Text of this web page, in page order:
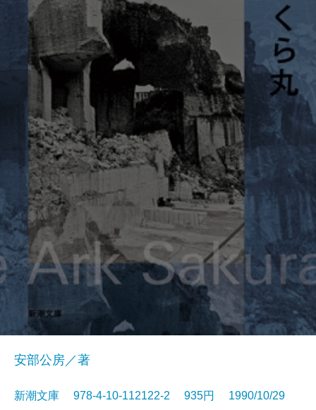
安部公房／著
新潮文庫 978-4-10-112122-2 935円 1990/10/29